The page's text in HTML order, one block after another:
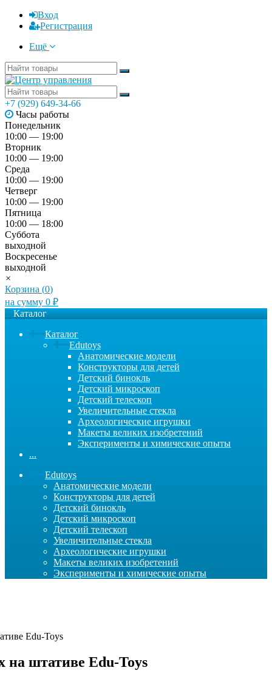
Вход
Регистрация
Ещё
+7 (929) 649-34-66
Часы работы
Понедельник
10:00 — 19:00
Вторник
10:00 — 19:00
Среда
10:00 — 19:00
Четверг
10:00 — 19:00
Пятница
10:00 — 18:00
Суббота
выходной
Воскресенье
выходной
×
Корзина (0)
на сумму 0 ₽
Каталог
Каталог
Edutoys
Анатомические модели
Конструкторы для детей
Детский бинокль
Детский микроскоп
Детский телескоп
Увеличительные стекла
Археологические игрушки
Макеты великих изобретений
Эксперименты и химические опыты
...
Edutoys
Анатомические модели
Конструкторы для детей
Детский бинокль
Детский микроскоп
Детский телескоп
Увеличительные стекла
Археологические игрушки
Макеты великих изобретений
Эксперименты и химические опыты
Edu-Toys
на штативе Edu-Toys